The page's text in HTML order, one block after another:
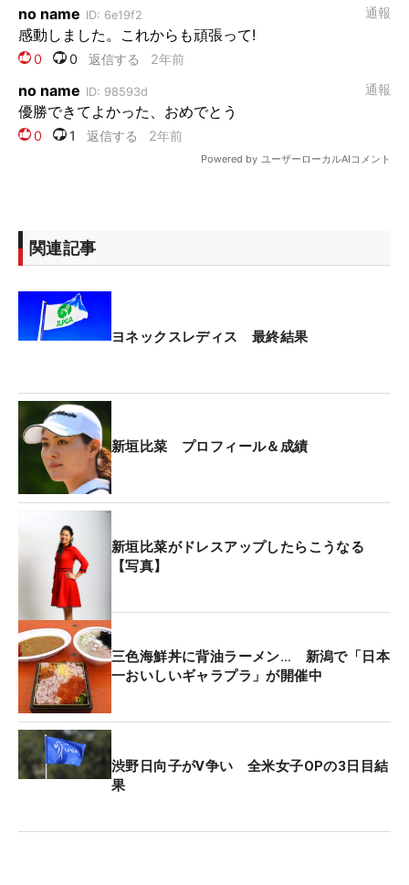
関連記事
ヨネックスレディス 最終結果
新垣比菜 プロフィール＆成績
新垣比菜がドレスアップしたらこうなる
【写真】
三色海鮮丼に背油ラーメン… 新潟で「日本
一おいしいギャラプラ」が開催中
渋野日向子がV争い 全米女子OPの3日目結
果